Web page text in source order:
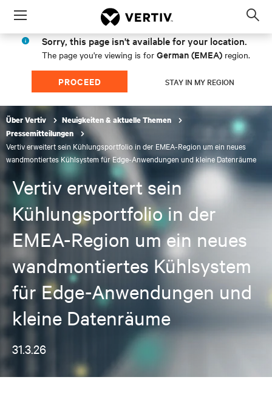
Menu
Sorry, this page isn't available for your location.
The page you're viewing is for German (EMEA) region.
PROCEED STAY IN MY REGION
Über Vertiv
Neuigkeiten & aktuelle Themen
Pressemitteilungen
Vertiv erweitert sein Kühlungsportfolio in der EMEA-Region um ein neues
wandmontiertes Kühlsystem für Edge-Anwendungen und kleine Datenräume
Vertiv erweitert sein
Kühlungsportfolio in der
EMEA-Region um ein neues
wandmontiertes Kühlsystem
für Edge-Anwendungen und
kleine Datenräume
31.3.26